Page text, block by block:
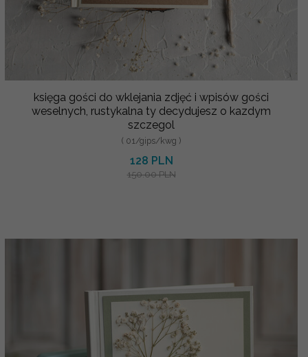
księga gości do wklejania zdjęć i wpisów gości
weselnych, rustykalna ty decydujesz o kazdym
szczegol
( 01/gips/kwg )
128 PLN
150.00 PLN